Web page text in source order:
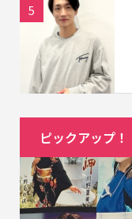
5
ピックアップ！